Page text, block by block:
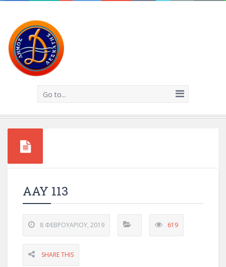
Go to...
ΑΑΥ 113
8 ΦΕΒΡΟΥΑΡΊΟΥ, 2019 619
SHARE THIS